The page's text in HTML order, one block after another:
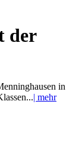
der
in
| mehr